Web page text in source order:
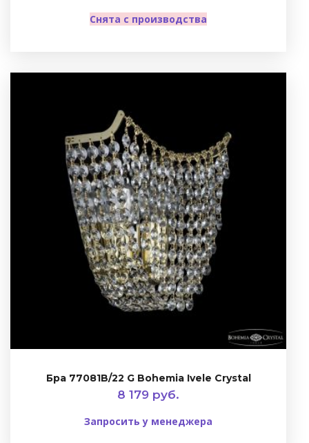
Снята с производства
Бра 77081B/22 G Bohemia Ivele Crystal
8 179 руб.
Запросить у менеджера